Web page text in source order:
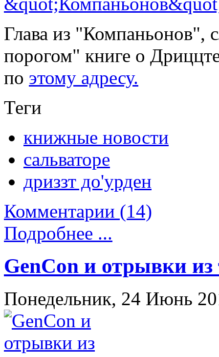
Глава из "Компаньонов",
порогом" книге о
по этому адресу.
Теги
книжные новости
сальваторе
дриззт до'урден
Комментарии (14)
Подробнее ...
GenCon и отрывки
Понедельник, 24 Июнь